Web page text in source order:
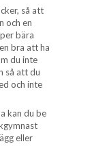
så att
och en
bära
bra att ha
du inte
så att du
och inte
kan du be
eller